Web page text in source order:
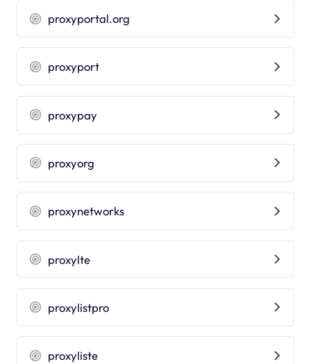
proxyportal.org
proxyport
proxypay
proxyorg
proxynetworks
proxylte
proxylistpro
proxyliste